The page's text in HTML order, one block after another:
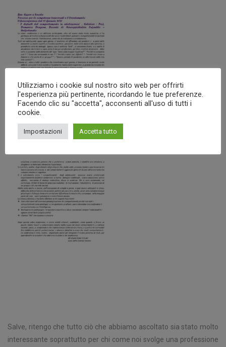
Salve, ritengo che tutto ciò che abbiamo ascoltato sia stato molto
interessante soprattutto per chi come noi svolge una professione
Utilizziamo i cookie sul nostro sito web per offrirti
l'esperienza più pertinente, ricordando le tue preferenze.
Facendo clic su "accetta", acconsenti all'uso di tutti i
cookie.
Impostazioni Accetta tutto